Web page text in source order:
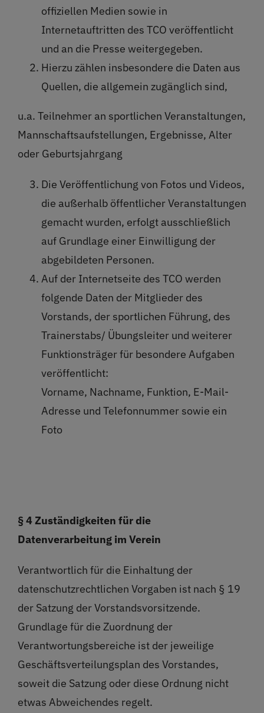
offiziellen Medien sowie in
Internetauftritten des TCO veröffentlicht
und an die Presse weitergegeben.
Hierzu zählen insbesondere die Daten aus
Quellen, die allgemein zugänglich sind,
u.a. Teilnehmer an sportlichen Veranstaltungen,
Mannschaftsaufstellungen, Ergebnisse, Alter
oder Geburtsjahrgang
Die Veröffentlichung von Fotos und Videos,
die außerhalb öffentlicher Veranstaltungen
gemacht wurden, erfolgt ausschließlich
auf Grundlage einer Einwilligung der
abgebildeten Personen.
Auf der Internetseite des TCO werden
folgende Daten der Mitglieder des
Vorstands, der sportlichen Führung, des
Trainerstabs/ Übungsleiter und weiterer
Funktionsträger für besondere Aufgaben
veröffentlicht:
Vorname, Nachname, Funktion, E-Mail-
Adresse und Telefonnummer sowie ein
Foto
§ 4 Zuständigkeiten für die
Datenverarbeitung im Verein
Verantwortlich für die Einhaltung der
datenschutzrechtlichen Vorgaben ist nach § 19
der Satzung der Vorstandsvorsitzende.
Grundlage für die Zuordnung der
Verantwortungsbereiche ist der jeweilige
Geschäftsverteilungsplan des Vorstandes,
soweit die Satzung oder diese Ordnung nicht
etwas Abweichendes regelt.